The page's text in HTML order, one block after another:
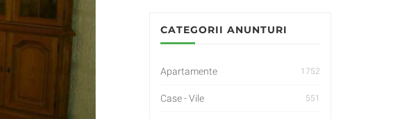
CATEGORII ANUNTURI
Apartamente 1752
Case - Vile 551